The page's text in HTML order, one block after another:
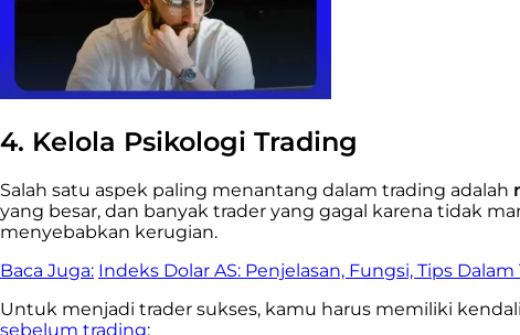
4. Kelola Psikologi Trading
Salah satu aspek paling menantang dalam trading adalah
yang besar, dan banyak trader yang gagal karena tidak
menyebabkan kerugian.
Baca Juga: Indeks Dolar AS: Penjelasan, Fungsi, Tips Dalam
Untuk menjadi trader sukses, kamu harus memiliki
sebelum trading: